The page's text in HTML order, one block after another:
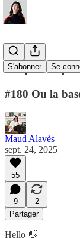
S'abonner Se
Le principe
#180 Ou la
Maud Alavès
sept. 24, 2025
55
9
2
Partager
Hello 👋